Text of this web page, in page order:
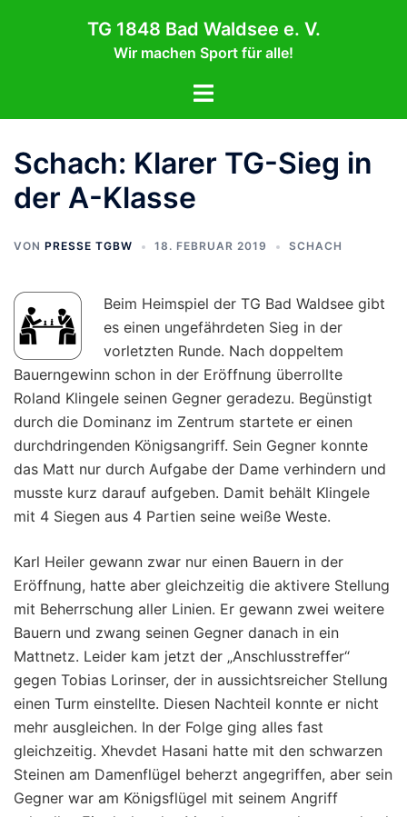
TG 1848 Bad Waldsee e. V.
Wir machen Sport für alle!
Menü
Schach: Klarer TG-Sieg in
der A-Klasse
VON PRESSE TGBW 18. FEBRUAR 2019 SCHACH
Beim Heimspiel der TG Bad Waldsee gibt
es einen ungefährdeten Sieg in der
vorletzten Runde. Nach doppeltem
Bauerngewinn schon in der Eröffnung überrollte
Roland Klingele seinen Gegner geradezu. Begünstigt
durch die Dominanz im Zentrum startete er einen
durchdringenden Königsangriff. Sein Gegner konnte
das Matt nur durch Aufgabe der Dame verhindern und
musste kurz darauf aufgeben. Damit behält Klingele
mit 4 Siegen aus 4 Partien seine weiße Weste.
Karl Heiler gewann zwar nur einen Bauern in der
Eröffnung, hatte aber gleichzeitig die aktivere Stellung
mit Beherrschung aller Linien. Er gewann zwei weitere
Bauern und zwang seinen Gegner danach in ein
Mattnetz. Leider kam jetzt der „Anschlusstreffer“
gegen Tobias Lorinser, der in aussichtsreicher Stellung
einen Turm einstellte. Diesen Nachteil konnte er nicht
mehr ausgleichen. In der Folge ging alles fast
gleichzeitig. Xhevdet Hasani hatte mit den schwarzen
Steinen am Damenflügel beherzt angegriffen, aber sein
Gegner war am Königsflügel mit seinem Angriff